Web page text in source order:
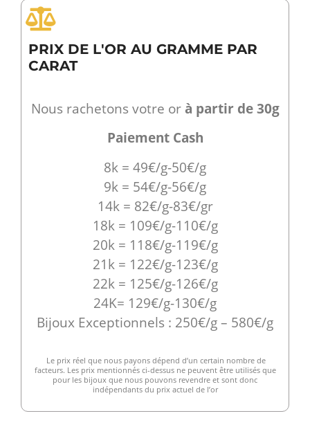
PRIX DE L'OR AU GRAMME PAR
CARAT
Nous rachetons votre orà partir de 30g
Paiement Cash
8k = 49€/g-50€/g
9k = 54€/g-56€/g
14k = 82€/g-83€/gr
18k = 109€/g-110€/g
20k = 118€/g-119€/g
21k = 122€/g-123€/g
22k = 125€/g-126€/g
24K= 129€/g-130€/g
Bijoux Exceptionnels : 250€/g – 580€/g
Le prix réel que nous payons dépend d’un certain nombre de
facteurs. Les prix mentionnés ci-dessus ne peuvent être utilisés que
pour les bijoux que nous pouvons revendre et sont donc
indépendants du prix actuel de l’or